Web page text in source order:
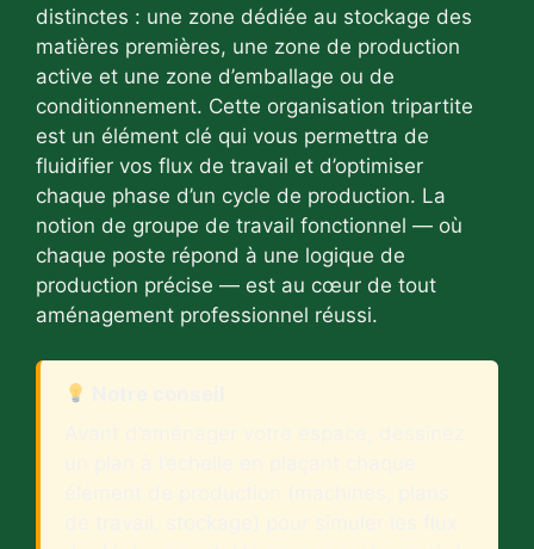
distinctes : une zone dédiée au stockage des
matières premières, une zone de production
active et une zone d’emballage ou de
conditionnement. Cette organisation tripartite
est un élément clé qui vous permettra de
fluidifier vos flux de travail et d’optimiser
chaque phase d’un cycle de production. La
notion de groupe de travail fonctionnel — où
chaque poste répond à une logique de
production précise — est au cœur de tout
aménagement professionnel réussi.